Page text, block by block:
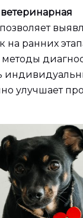
ветеринарная
позволяет
на ранних
улучшает